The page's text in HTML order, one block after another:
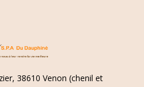
38610 Venon (chenil et